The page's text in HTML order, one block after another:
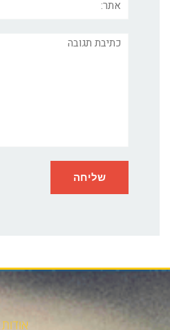
תגובה
אודות